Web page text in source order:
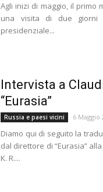
Agli inizi di maggio, il primo
una visita di due giorni
presidenziale...
Intervista a
“Eurasia”
Russia e paesi vicini 6 Maggio
Diamo qui di seguito la
dal direttore di “Eurasia”
K. R....